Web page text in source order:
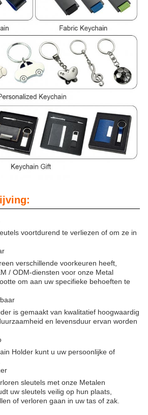
voortdurend te verliezen of om ze in
verschillende voorkeuren heeft,
/ ODM-diensten voor onze Metal
om aan uw specifieke behoeften te
is gemaakt van kwalitatief hoogwaardig
en levensduur ervan worden
Holder kunt u uw persoonlijke of
sleutels met onze Metalen
uw sleutels veilig op hun plaats,
of verloren gaan in uw tas of zak.